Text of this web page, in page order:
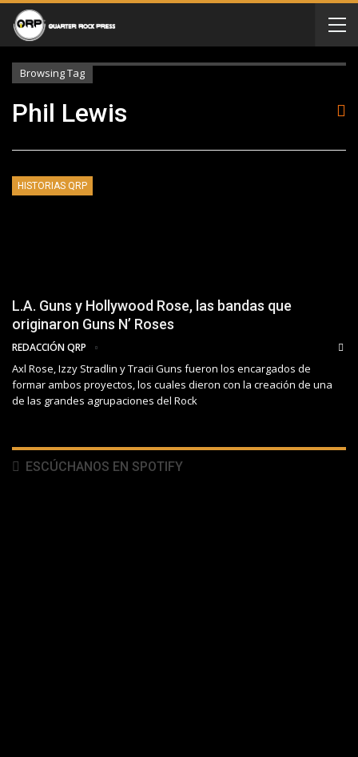
Browsing Tag
Phil Lewis
HISTORIAS QRP
L.A. Guns y Hollywood Rose, las bandas que
originaron Guns N’ Roses
REDACCIÓN QRP
Axl Rose, Izzy Stradlin y Tracii Guns fueron los encargados de
formar ambos proyectos, los cuales dieron con la creación de una
de las grandes agrupaciones del Rock
ESCÚCHANOS EN SPOTIFY